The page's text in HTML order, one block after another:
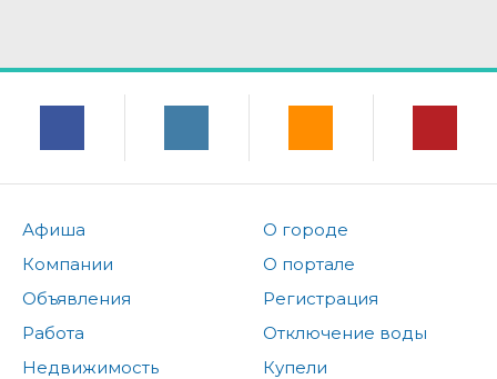
Афиша
Компании
Объявления
Работа
Недвижимость
О городе
О портале
Регистрация
Отключение воды
Купели